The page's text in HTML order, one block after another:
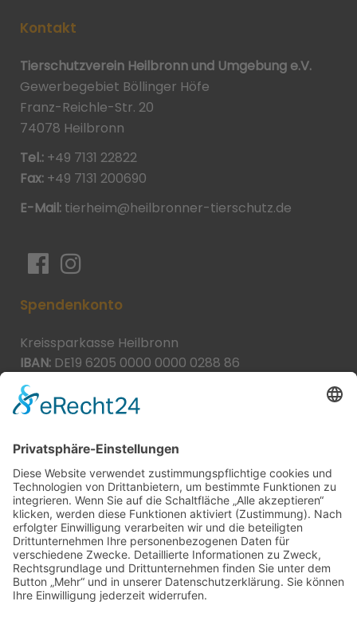
Kontakt
Tierschutzverein Heilbronn und Umgebung e.V.
Gewerbegebiet Böllinger Höfe
Franz-Reichle-Str. 20
74078 Heilbronn
Tel.: +49 7131 22822
Fax: +49 7131 200690
E-Mail: tierheim@heilbronner-tierschutz.de
Spendenkonto
Kreissparkasse Heilbronn
IBAN: DE19 6205 0000 0000 0288 86
BIC:
Spende direkt via PayPal
JETZT SPENDEN
paypal@heilbronner-tierschutz.de